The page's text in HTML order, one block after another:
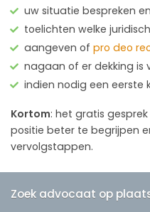
uw situatie bespreken
toelichten welke
aangeven of pro deo
nagaan of er dekking is
indien nodig een eerste
Kortom: het gratis
positie beter te begrijpen
vervolgstappen.
Zoek advocaat op